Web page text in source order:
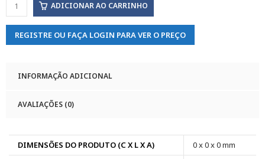
ADICIONAR AO CARRINHO
REGISTRE OU FAÇA LOGIN PARA VER O PREÇO
INFORMAÇÃO ADICIONAL
AVALIAÇÕES (0)
DIMENSÕES DO PRODUTO (C X L X A)
0 x 0 x 0 mm